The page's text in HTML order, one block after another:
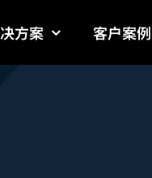
方案 客户案例